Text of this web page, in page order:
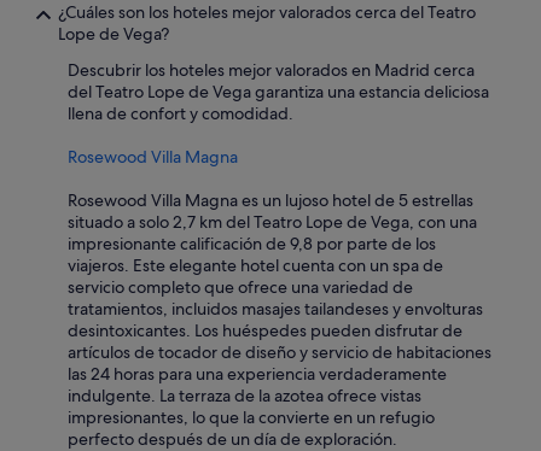
¿Cuáles son los hoteles mejor valorados cerca del Teatro
Lope de Vega?
Descubrir los hoteles mejor valorados en Madrid cerca
del Teatro Lope de Vega garantiza una estancia deliciosa
llena de confort y comodidad.
Rosewood Villa Magna
Rosewood Villa Magna es un lujoso hotel de 5 estrellas
situado a solo 2,7 km del Teatro Lope de Vega, con una
impresionante calificación de 9,8 por parte de los
viajeros. Este elegante hotel cuenta con un spa de
servicio completo que ofrece una variedad de
tratamientos, incluidos masajes tailandeses y envolturas
desintoxicantes. Los huéspedes pueden disfrutar de
artículos de tocador de diseño y servicio de habitaciones
las 24 horas para una experiencia verdaderamente
indulgente. La terraza de la azotea ofrece vistas
impresionantes, lo que la convierte en un refugio
perfecto después de un día de exploración.